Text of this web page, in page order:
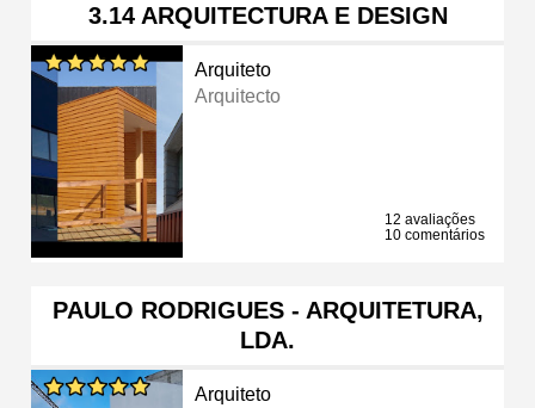
3.14 ARQUITECTURA E DESIGN
Arquiteto
Arquitecto
12 avaliações
10 comentários
PAULO RODRIGUES - ARQUITETURA,
LDA.
Arquiteto